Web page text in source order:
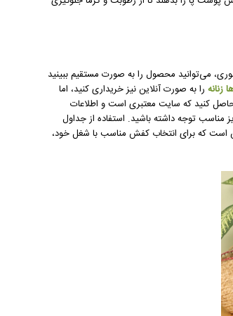
می‌توانید محصول را به صورت مستقیم ببینید
را به صورت آنلاین نیز خریداری کنید، اما
حاصل کنید که سایت معتبری است و اطلاعات
توجه داشته باشید. استفاده از جداول
است که برای انتخاب کفش مناسب با شغل خود،